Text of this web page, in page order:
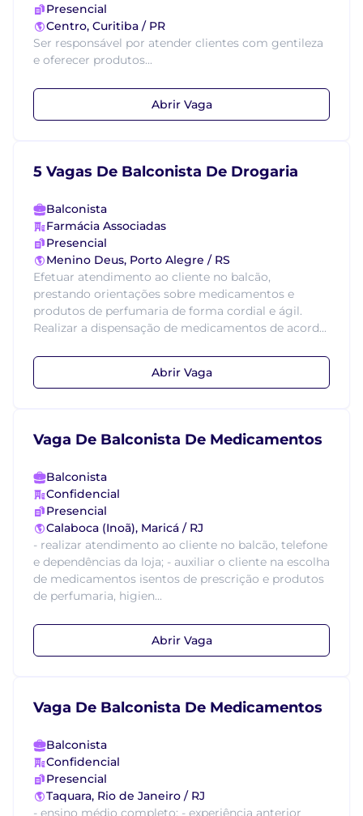
Presencial
Centro, Curitiba / PR
Ser responsável por atender clientes com gentileza
e oferecer produtos...
Abrir Vaga
5 Vagas De Balconista De Drogaria
Balconista
Farmácia Associadas
Presencial
Menino Deus, Porto Alegre / RS
Efetuar atendimento ao cliente no balcão,
prestando orientações sobre medicamentos e
produtos de perfumaria de forma cordial e ágil.
Realizar a dispensação de medicamentos de acord...
Abrir Vaga
Vaga De Balconista De Medicamentos
Balconista
Confidencial
Presencial
Calaboca (Inoã), Maricá / RJ
- realizar atendimento ao cliente no balcão, telefone
e dependências da loja; - auxiliar o cliente na escolha
de medicamentos isentos de prescrição e produtos
de perfumaria, higien...
Abrir Vaga
Vaga De Balconista De Medicamentos
Balconista
Confidencial
Presencial
Taquara, Rio de Janeiro / RJ
- ensino médio completo; - experiência anterior